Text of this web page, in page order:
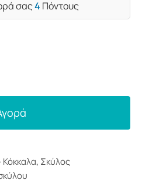
σας4 Πόντους
Κόκκαλα, Σκύλος